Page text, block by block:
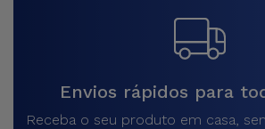
Envios rápidos para
Receba o seu produto em casa,